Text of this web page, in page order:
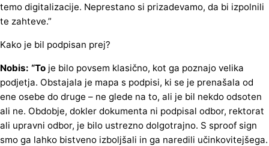
temo digitalizacije. Neprestano si prizadevamo, da bi izpolnili
te zahteve.”
Kako je bil podpisan prej?
Nobis: “To je bilo povsem klasično, kot ga poznajo velika
podjetja. Obstajala je mapa s podpisi, ki se je prenašala od
ene osebe do druge – ne glede na to, ali je bil nekdo odsoten
ali ne. Obdobje, dokler dokumenta ni podpisal odbor, rektorat
ali upravni odbor, je bilo ustrezno dolgotrajno. S sproof sign
smo ga lahko bistveno izboljšali in ga naredili učinkovitejšega.